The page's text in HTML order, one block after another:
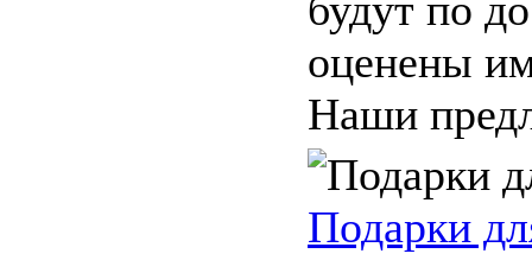
оценены
Наши
Подарки